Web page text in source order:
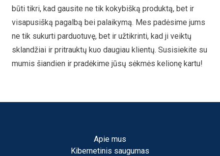
būti tikri, kad gausite ne tik kokybišką produktą, bet ir
visapusišką pagalbą bei palaikymą. Mes padėsime jums
ne tik sukurti parduotuvę, bet ir užtikrinti, kad ji veiktų
sklandžiai ir pritrauktų kuo daugiau klientų. Susisiekite su
mumis šiandien ir pradėkime jūsų sėkmės kelionę kartu!
Apie mus
Kibernetinis saugumas